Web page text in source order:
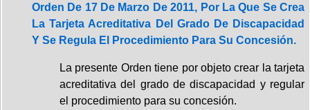
Orden De 17 De Marzo De 2011, Por La Que Se Crea
La Tarjeta Acreditativa Del Grado De Discapacidad
Y Se Regula El Procedimiento Para Su Concesión.
La presente Orden tiene por objeto crear la tarjeta
acreditativa del grado de discapacidad y regular
el procedimiento para su concesión.